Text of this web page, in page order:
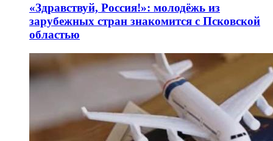
«Здравствуй, Россия!»: молодёжь из
зарубежных стран знакомится с Псковской
областью